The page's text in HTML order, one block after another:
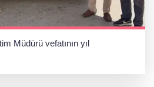
Müdürü vefatının yıl